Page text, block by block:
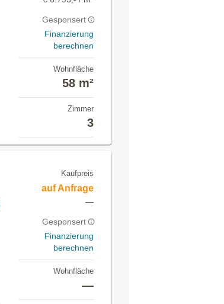
Gesponsert
Finanzierung
berechnen
Wohnfläche
58 m²
Zimmer
3
Kaufpreis
auf Anfrage
—
Gesponsert
Finanzierung
berechnen
Wohnfläche
—